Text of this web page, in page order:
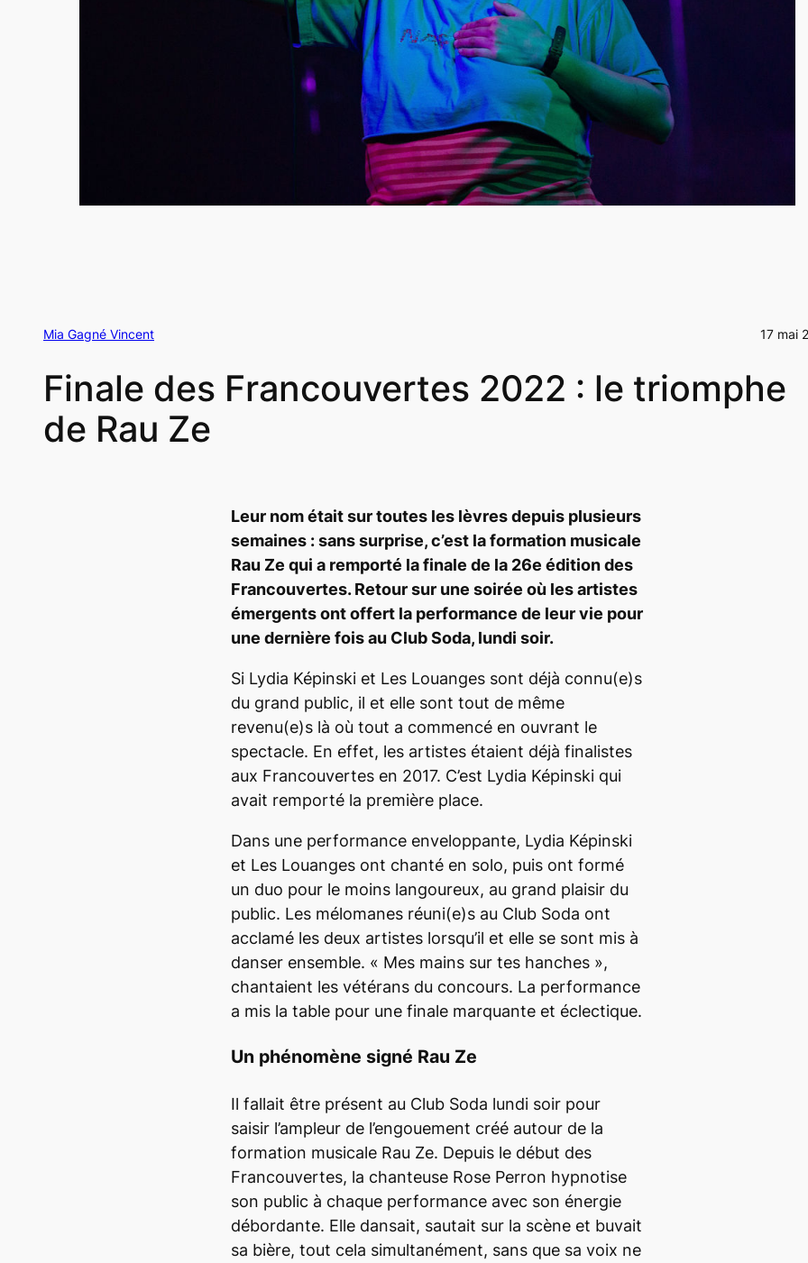
Mia Gagné Vincent 17 mai
Finale des Francouvertes 2022 : le triomphe
de Rau Ze
Leur nom était sur toutes les lèvres depuis plusieurs
semaines : sans surprise, c’est la formation musicale
Rau Ze qui a remporté la finale de la 26e édition des
Francouvertes. Retour sur une soirée où les artistes
émergents ont offert la performance de leur vie pour
une dernière fois au Club Soda, lundi soir.
Si Lydia Képinski et Les Louanges sont déjà connu(e)s
du grand public, il et elle sont tout de même
revenu(e)s là où tout a commencé en ouvrant le
spectacle. En effet, les artistes étaient déjà finalistes
aux Francouvertes en 2017. C’est Lydia Képinski qui
avait remporté la première place.
Dans une performance enveloppante, Lydia Képinski
et Les Louanges ont chanté en solo, puis ont formé
un duo pour le moins langoureux, au grand plaisir du
public. Les mélomanes réuni(e)s au Club Soda ont
acclamé les deux artistes lorsqu’il et elle se sont mis à
danser ensemble. « Mes mains sur tes hanches »,
chantaient les vétérans du concours. La performance
a mis la table pour une finale marquante et éclectique.
Un phénomène signé Rau Ze
Il fallait être présent au Club Soda lundi soir pour
saisir l’ampleur de l’engouement créé autour de la
formation musicale Rau Ze. Depuis le début des
Francouvertes, la chanteuse Rose Perron hypnotise
son public à chaque performance avec son énergie
débordante. Elle dansait, sautait sur la scène et buvait
sa bière, tout cela simultanément, sans que sa voix ne